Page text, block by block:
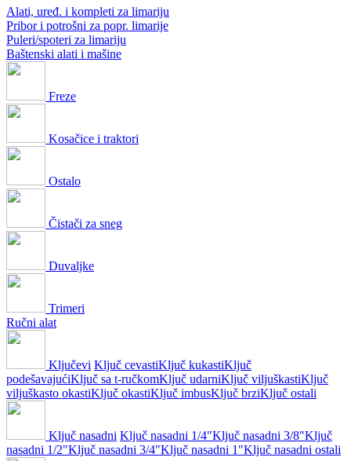
Alati, uređ. i kompleti za limariju
Pribor i potrošni za popr. limarije
Puleri/spoteri za limariju
Baštenski alati i mašine
Freze
Kosačice i traktori
Ostalo
Čistači za sneg
Duvaljke
Trimeri
Ručni alat
Ključevi Ključ cevastiKljuč kukastiKljuč
podešavajućiKljuč sa t-ručkomKljuč udarniKljuč viljuškastiKljuč
viljuškasto okastiKljuč okastiKljuč imbusKljuč brziKljuč ostali
Ključ nasadni Ključ nasadni 1/4"Ključ nasadni 3/8"Ključ
nasadni 1/2"Ključ nasadni 3/4"Ključ nasadni 1"Ključ nasadni ostali